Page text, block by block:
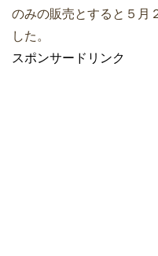
のみの販売とすると５月
した。
スポンサードリンク